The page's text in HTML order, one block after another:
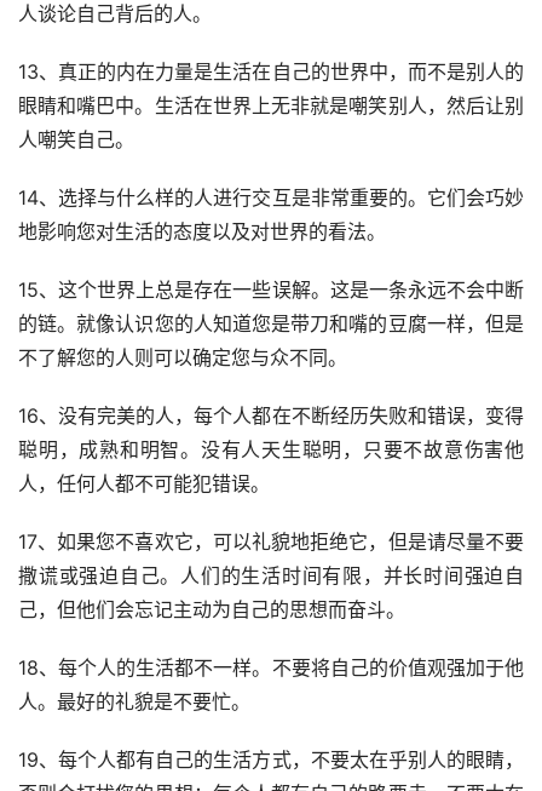
人谈论自己背后的人。
13、真正的内在力量是生活在自己的世界中，而不是别人的
眼睛和嘴巴中。生活在世界上无非就是嘲笑别人，然后让别
人嘲笑自己。
14、选择与什么样的人进行交互是非常重要的。它们会巧妙
地影响您对生活的态度以及对世界的看法。
15、这个世界上总是存在一些误解。这是一条永远不会中断
的链。就像认识您的人知道您是带刀和嘴的豆腐一样，但是
不了解您的人则可以确定您与众不同。
16、没有完美的人，每个人都在不断经历失败和错误，变得
聪明，成熟和明智。没有人天生聪明，只要不故意伤害他
人，任何人都不可能犯错误。
17、如果您不喜欢它，可以礼貌地拒绝它，但是请尽量不要
撒谎或强迫自己。人们的生活时间有限，并长时间强迫自
己，但他们会忘记主动为自己的思想而奋斗。
18、每个人的生活都不一样。不要将自己的价值观强加于他
人。最好的礼貌是不要忙。
19、每个人都有自己的生活方式，不要太在乎别人的眼睛，